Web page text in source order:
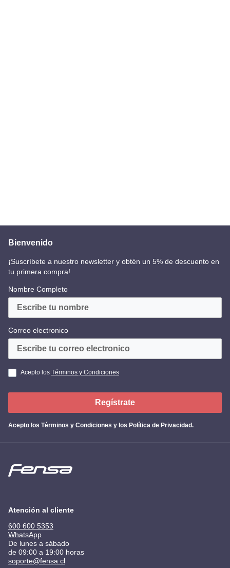
Bienvenido
¡Suscríbete a nuestro newsletter y obtén un 5% de descuento en
tu primera compra!
Nombre Completo
Correo electronico
Acepto los Términos y Condiciones
Acepto los Términos y Condiciones y los Política de Privacidad.
Regístrate
Atención al cliente
600 600 5353
WhatsApp
De lunes a sábado
de 09:00 a 19:00 horas
soporte@fensa.cl